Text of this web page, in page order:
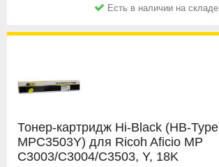
Есть в наличии на складе
Тонер-картридж Hi-Black (HB-Type
MPC3503Y) для Ricoh Aficio MP
C3003/C3004/C3503, Y, 18K